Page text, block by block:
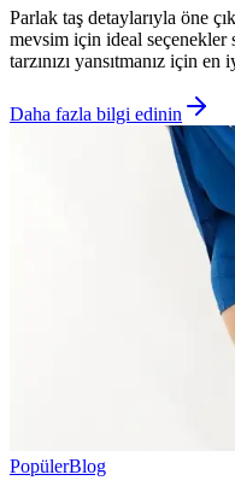
Parlak taş detaylarıyla öne
mevsim için ideal
tarzınızı yansıtmanız için
Daha fazla bilgi edinin
PopülerBlog